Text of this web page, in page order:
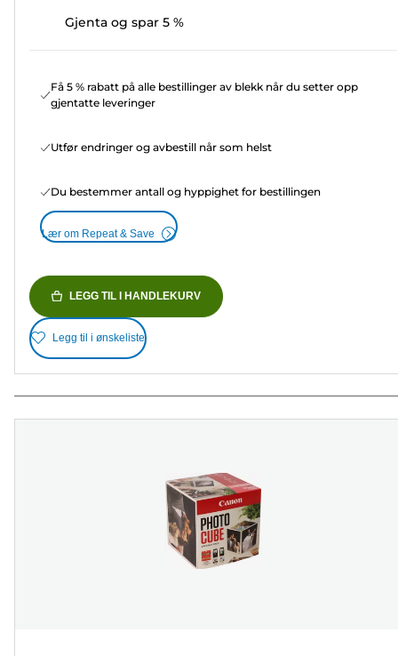
Gjenta og spar 5 %
Få 5 % rabatt på alle bestillinger av blekk når du setter opp
gjentatte leveringer
Utfør endringer og avbestill når som helst
Du bestemmer antall og hyppighet for bestillingen
Lær om Repeat & Save
LEGG TIL I HANDLEKURV
Legg til i ønskeliste